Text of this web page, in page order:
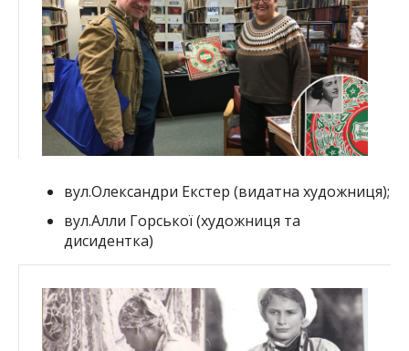
вул.Олександри Екстер (видатна художниця);
вул.Алли Горської (художниця та
дисидентка)